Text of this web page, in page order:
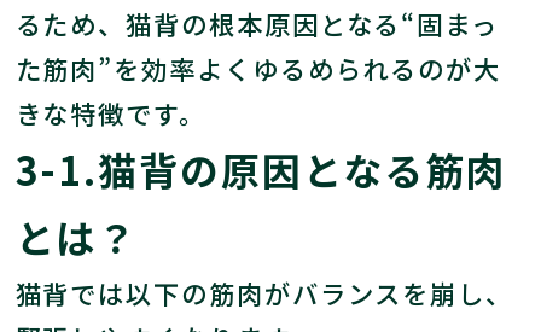
るため、猫背の根本原因となる“固まっ
た筋肉”を効率よくゆるめられるのが大
きな特徴です。
3-1.猫背の原因となる筋肉
とは？
猫背では以下の筋肉がバランスを崩し、